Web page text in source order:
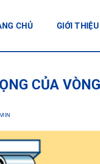
CHỦ GIỚI THIỆU
CỦA